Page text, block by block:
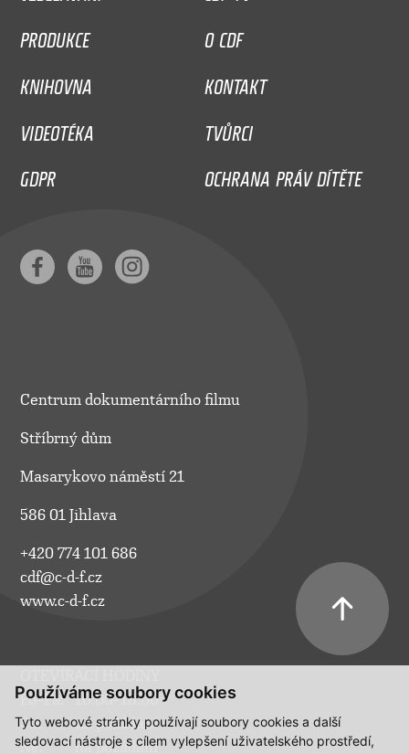
Používáme soubory cookies
Tyto webové stránky používají soubory cookies a další
sledovací nástroje s cílem vylepšení uživatelského prostředí,
PRODUKCE
O CDF
KNIHOVNA
KONTAKT
VIDEOTÉKA
TVŮRCI
GDPR
OCHRANA PRÁV DÍTĚTE
Centrum dokumentárního filmu
Stříbrný dům
Masarykovo náměstí 21
586 01 Jihlava
+420 774 101 686
cdf@c-d-f.cz
www.c-d-f.cz
Po–Pá:
10.00–18.00
So:
na požádání
Ne:
na požádání